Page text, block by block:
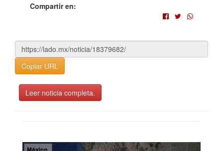
Compartir en:
Copiar URL
Leer noticia completa.